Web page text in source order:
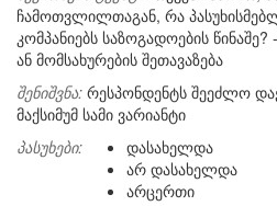
ჩამოთვლილთაგან, რა
კომპანიებს საზოგადოების
ან მომსახურების შეთავაზება
შენიშვნა: რესპონდენტს შეეძლო
მაქსიმუმ სამი ვარიანტი
პასუხები:
დასახელდა
არ დასახელდა
არცერთი